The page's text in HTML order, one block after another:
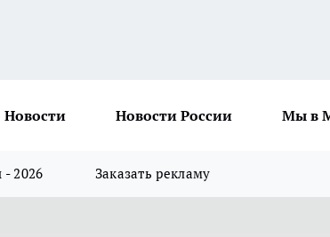
Новости Новости России Мы в
2026 Заказать рекламу